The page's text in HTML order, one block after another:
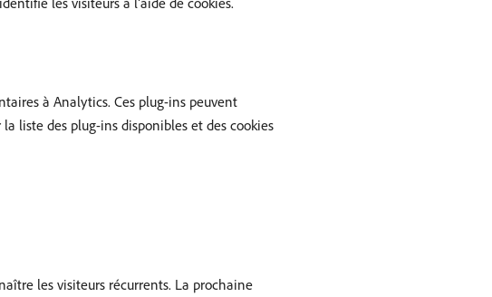
à Analytics. Ces plug-ins peuvent
liste des plug-ins disponibles et des cookies
les visiteurs récurrents. La prochaine